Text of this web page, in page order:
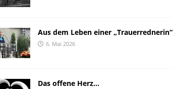
Aus dem Leben einer „Trauerrednerin“
6. Mai 2026
Das offene Herz…